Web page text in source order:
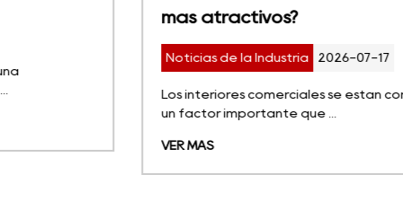
más atractivos?
Noticias de la Industria 2026-07-17
Los interiores comerciales se están convirtiendo en
un factor importante que ...